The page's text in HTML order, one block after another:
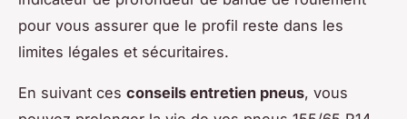
pour vous assurer que le profil reste dans les
limites légales et sécuritaires.
En suivant ces conseils entretien pneus, vous